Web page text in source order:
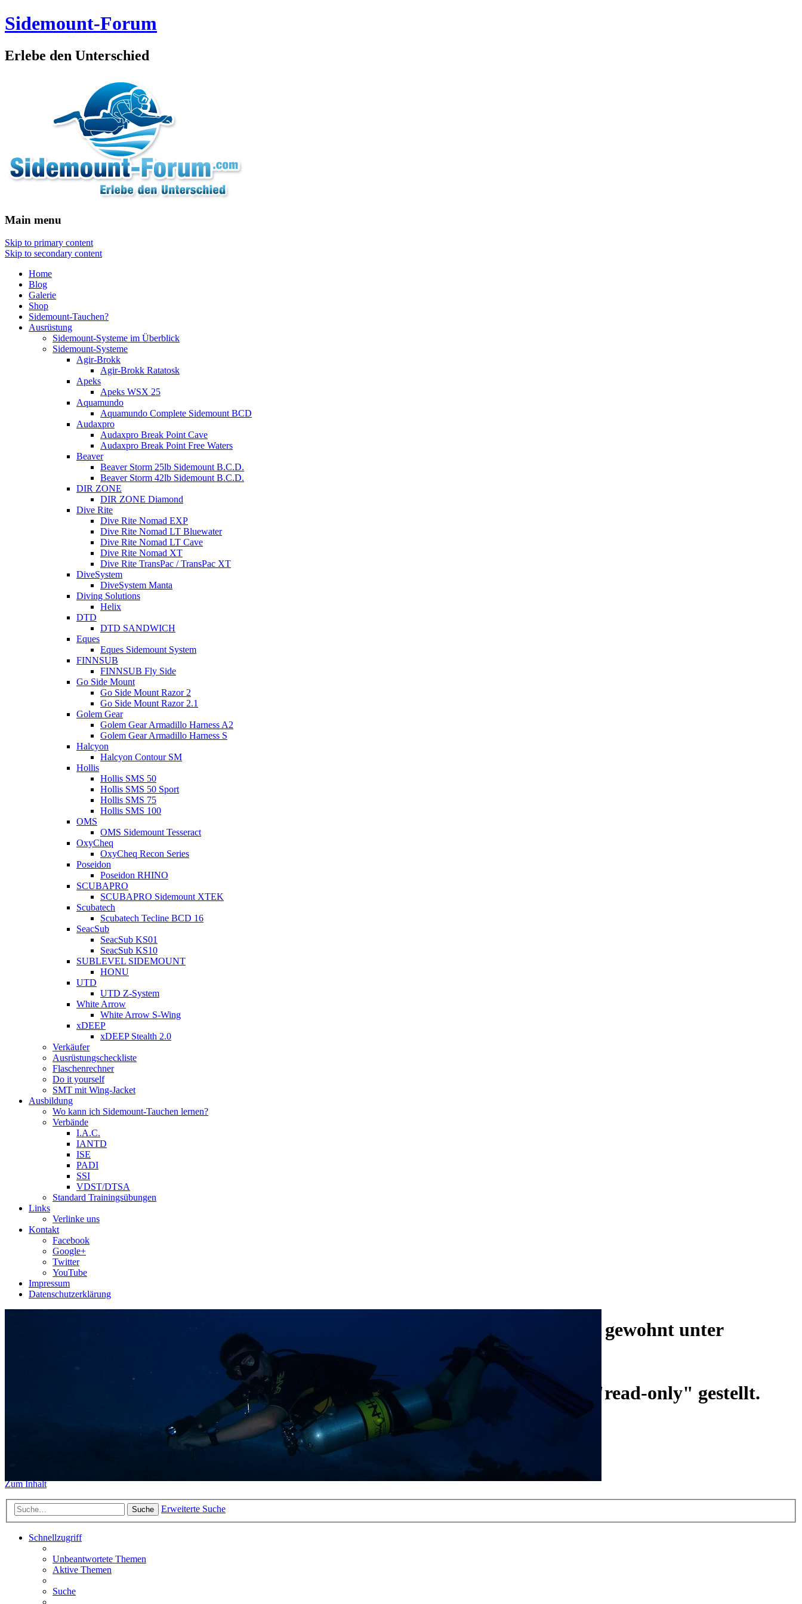
Sidemount-Forum
Erlebe den Unterschied
Main menu
Skip to primary content
Skip to secondary content
Home
Blog
Galerie
Shop
Sidemount-Tauchen?
Ausrüstung
Sidemount-Systeme im Überblick
Sidemount-Systeme
Agir-Brokk
Agir-Brokk Ratatosk
Apeks
Apeks WSX 25
Aquamundo
Aquamundo Complete Sidemount BCD
Audaxpro
Audaxpro Break Point Cave
Audaxpro Break Point Free Waters
Beaver
Beaver Storm 25lb Sidemount B.C.D.
Beaver Storm 42lb Sidemount B.C.D.
DIR ZONE
DIR ZONE Diamond
Dive Rite
Dive Rite Nomad EXP
Dive Rite Nomad LT Bluewater
Dive Rite Nomad LT Cave
Dive Rite Nomad XT
Dive Rite TransPac / TransPac XT
DiveSystem
DiveSystem Manta
Diving Solutions
Helix
DTD
DTD SANDWICH
Eques
Eques Sidemount System
FINNSUB
FINNSUB Fly Side
Go Side Mount
Go Side Mount Razor 2
Go Side Mount Razor 2.1
Golem Gear
Golem Gear Armadillo Harness A2
Golem Gear Armadillo Harness S
Halcyon
Halcyon Contour SM
Hollis
Hollis SMS 50
Hollis SMS 50 Sport
Hollis SMS 75
Hollis SMS 100
OMS
OMS Sidemount Tesseract
OxyCheq
OxyCheq Recon Series
Poseidon
Poseidon RHINO
SCUBAPRO
SCUBAPRO Sidemount XTEK
Scubatech
Scubatech Tecline BCD 16
SeacSub
SeacSub KS01
SeacSub KS10
SUBLEVEL SIDEMOUNT
HONU
UTD
UTD Z-System
White Arrow
White Arrow S-Wing
xDEEP
xDEEP Stealth 2.0
Verkäufer
Ausrüstungscheckliste
Flaschenrechner
Do it yourself
SMT mit Wing-Jacket
Ausbildung
Wo kann ich Sidemount-Tauchen lernen?
Verbände
I.A.C.
IANTD
ISE
PADI
SSI
VDST/DTSA
Standard Trainingsübungen
Links
Verlinke uns
Kontakt
Facebook
Google+
Twitter
YouTube
Impressum
Datenschutzerklärung
Das Sidemount-Forum ist auf ein neues Forensystem umgezogen und wie gewohnt unter
https://www.sidemount-forum.comerreichbar.
Das alte Forum hier existiert nur aufgrund der alten Galerieund ist auf "read-only" gestellt.
Sidemount-Forum
Zum Inhalt
Suche Erweiterte Suche
Schnellzugriff
Unbeantwortete Themen
Aktive Themen
Suche